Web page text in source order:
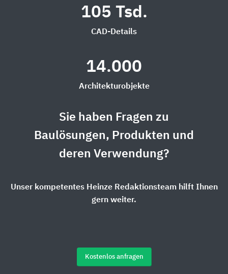
105 Tsd.
CAD-Details
14.000
Architekturobjekte
Sie haben Fragen zu
Baulösungen, Produkten und
deren Verwendung?
Unser kompetentes Heinze Redaktionsteam hilft Ihnen
gern weiter.
Kostenlos anfragen